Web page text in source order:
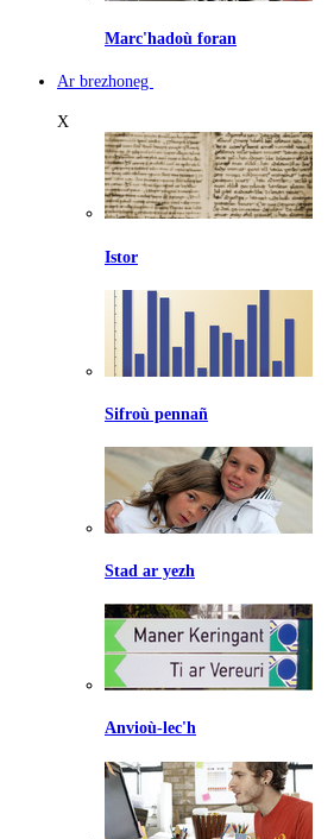
Marc'hadoù foran
Ar brezhoneg
X
Istor
Sifroù pennañ
Stad ar yezh
Anvioù-lec'h